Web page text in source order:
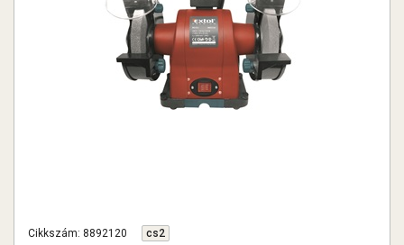
Cikkszám: 8892120 cs2